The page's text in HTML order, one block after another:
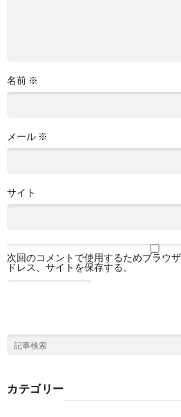
名前 ※
メール ※
サイト
次回のコメントで使用するためブラウ
ドレス、サイトを保存する。
カテゴリー